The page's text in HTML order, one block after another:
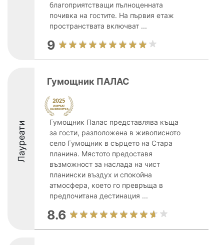
благоприятстващи пълноценната
почивка на гостите. На първия етаж
пространствата включват ...
9
Лауреати
Гумощник ПАЛАС
Гумощник Палас представлява къща
за гости, разположена в живописното
село Гумощник в сърцето на Стара
планина. Мястото предоставя
възможност за наслада на чист
планински въздух и спокойна
атмосфера, което го превръща в
предпочитана дестинация ...
8.6